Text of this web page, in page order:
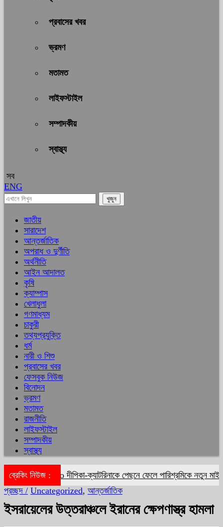
প্রবাসের খবর
ভ্রমণ
মতামত
লাইফস্টাইল
সম্পাদকীয়
স্বাস্থ্য
সব
ENG
জাতীয়
সারাদেশ
আন্তর্জাতিক
অপরাধ ও দুর্ণীতি
অর্থনীতি
আইন আদালত
কৃষি
ক্যাম্পাস
খেলাধুলা
গণমাধ্যম
চাকুরী
তথ্যপ্রযুক্তি
ধর্ম
নারী ও শিশু
প্রবাসের খবর
ফেসবুক নিউজ
বিনোদন
ভ্রমণ
মতামত
রাজনীতি
লাইফস্টাইল
সম্পাদকীয়
স্বাস্থ্য
ব্রেকিং নিউজ :দীপিকা-ক্যাটরিনাকে পেছনে ফেলে পারিশ্রমিকে নতুন
প্রচ্ছদ / Uncategorized, আন্তর্জাতিক
ইসরায়েলের উত্তরাঞ্চলে ইরানের ক্ষেপণাস্ত্র হামলা